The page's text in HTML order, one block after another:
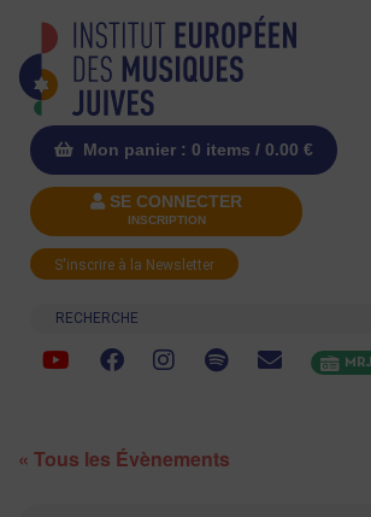
Mon panier : 0 items / 0.00 €
SE CONNECTER
INSCRIPTION
S'inscrire à la Newsletter
Recherche
MRJ
« Tous les Évènements